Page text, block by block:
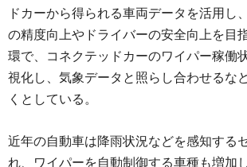
ドカーから得られる車両データを活用し
の精度向上やドライバーの安全向上を目
環で、コネクテッドカーのワイパー稼働
視化し、気象データと照らし合わせるな
くとしている。
近年の自動車は降雨状況などを感知する
れ、ワイパーを自動制御する車種も増加